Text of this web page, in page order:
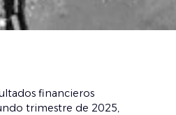
financieros
trimestre de 2025,